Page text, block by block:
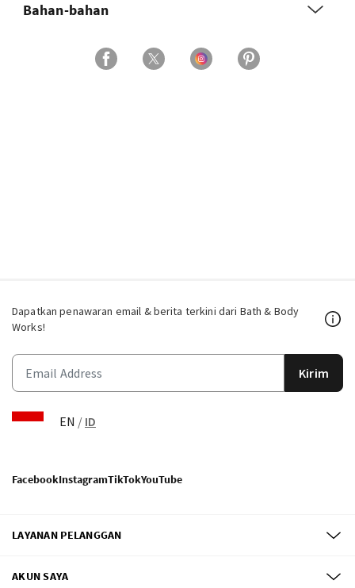
Bahan-bahan
Dapatkan penawaran email & berita terkini dari Bath & Body
Works!
Kirim
EN / ID
FacebookInstagramTikTokYouTube
LAYANAN PELANGGAN
AKUN SAYA